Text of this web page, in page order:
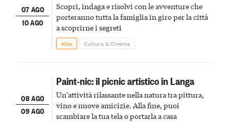
07 AGO
10 AGO
Scopri, indaga e risolvi con le avventure che
porteranno tutta la famiglia in giro per la città
a scoprirne i segreti
Alba Cultura & Cinema
08 AGO
09 AGO
Paint-nic: il picnic artistico in Langa
Un'attività rilassante nella natura tra pittura,
vino e nuove amicizie. Alla fine, puoi
scambiare la tua tela o portarla a casa